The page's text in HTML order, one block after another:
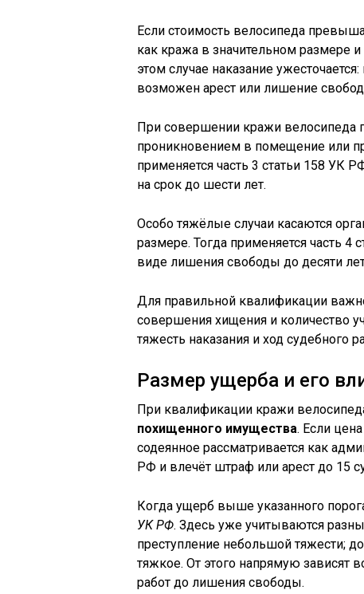
Если стоимость велосипеда
как кража в значительном размере
этом случае наказание
возможен арест или лишение
При совершении кражи велосипеда
проникновением в помещение или
применяется часть 3 статьи 158 УК
на срок до шести лет.
Особо тяжёлые случаи касаются
размере. Тогда применяется часть
виде лишения свободы до десяти
Для правильной квалификации
совершения хищения и количество
тяжесть наказания и ход судебного
Размер ущерба и его
При квалификации кражи
похищенного имущества. Если
содеянное рассматривается как
РФ и влечёт штраф или арест до 15
Когда ущерб выше указанного
УК РФ. Здесь уже учитываются
преступление небольшой тяжести;
тяжкое. От этого напрямую зависят
работ до лишения свободы.